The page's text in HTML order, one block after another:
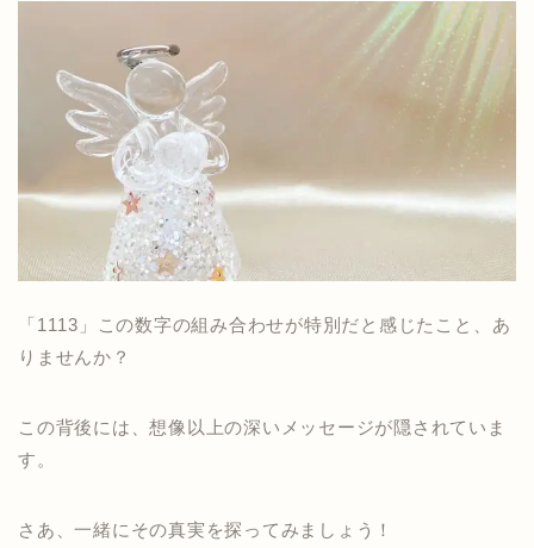
「1113」この数字の組み合わせが特別だと感じたこと、あ
りませんか？
この背後には、想像以上の深いメッセージが隠されていま
す。
さあ、一緒にその真実を探ってみましょう！